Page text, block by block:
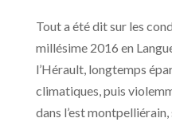
Tout a été dit sur les
millésime 2016 en
l’Hérault, longtemps
climatiques, puis
dans l’est